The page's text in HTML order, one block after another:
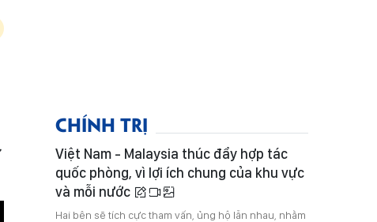
CHÍNH TRỊ
Việt Nam - Malaysia thúc đẩy hợp tác
quốc phòng, vì lợi ích chung của khu vực
và mỗi nước
Hai bên sẽ tích cực tham vấn, ủng hộ lẫn nhau, nhằm